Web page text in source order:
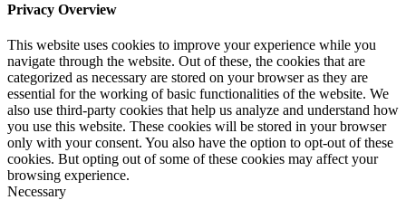
Privacy Overview
This website uses cookies to improve your experience while you
navigate through the website. Out of these, the cookies that are
categorized as necessary are stored on your browser as they are
essential for the working of basic functionalities of the website. We
also use third-party cookies that help us analyze and understand how
you use this website. These cookies will be stored in your browser
only with your consent. You also have the option to opt-out of these
cookies. But opting out of some of these cookies may affect your
browsing experience.
Necessary